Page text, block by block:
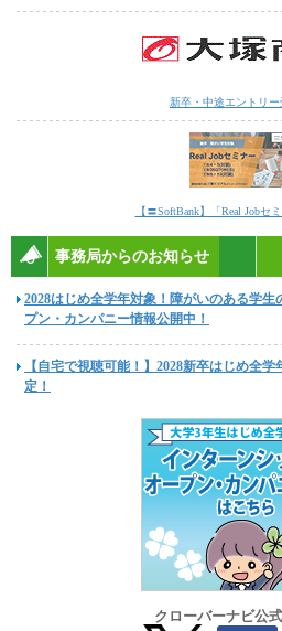
新卒・中途エントリー
【〓SoftBank】「Real Jobセ
事務局からのお知らせ
2028はじめ全学年対象！障がいのある学
プン・カンパニー情報公開中！
【自宅で視聴可能！】2028新卒はじめ全
定！
クローバーナビ公